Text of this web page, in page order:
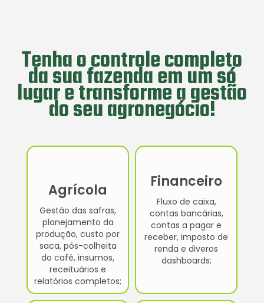
Tenha o controle completo
da sua fazenda em um só
lugar e transforme a gestão
do seu agronegócio!
Agrícola
Gestão das safras,
planejamento da
produção, custo por
saca, pós-colheita
do café, insumos,
receituários e
relatórios completos;
Financeiro
Fluxo de caixa,
contas bancárias,
contas a pagar e
receber, imposto de
renda e diveros
dashboards;